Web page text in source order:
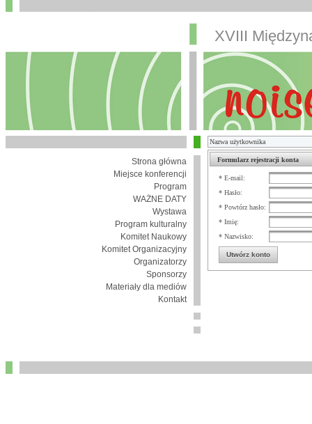
XVIII
Strona główna
Miejsce konferencji
Program
WAŻNE DATY
Wystawa
Program kulturalny
Komitet Naukowy
Komitet Organizacyjny
Organizatorzy
Sponsorzy
Materiały dla mediów
Kontakt
Formularz rejestracji konta
* E-mail:
* Hasło:
* Powtórz hasło:
* Imię:
* Nazwisko:
Utwórz konto